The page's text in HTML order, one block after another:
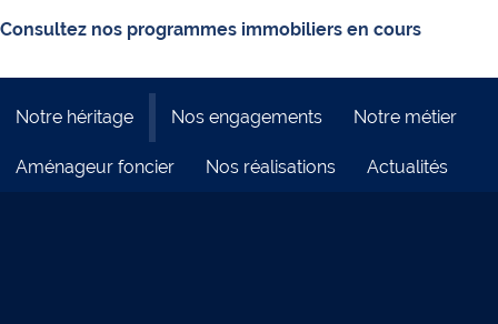
Consultez nos programmes immobiliers en cours
Notre héritage Nos engagements Notre métier
Aménageur foncier Nos réalisations Actualités